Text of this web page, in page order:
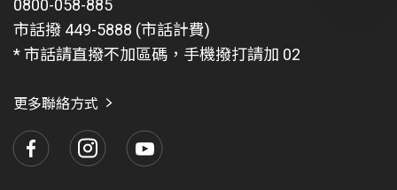
0800-058-885
市話撥 449-5888 (市話計費)
* 市話請直撥不加區碼，手機撥打請加 02
更多聯絡方式